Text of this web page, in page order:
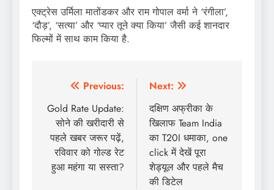
एक्ट्रेस उर्मिला मातोंडकर और राम गोपाल वर्मा ने ‘रंगीला’,
‘दौड़’, ‘सत्या’ और ‘प्यार तूने क्या किया’ जैसी कई शानदार
फिल्मों में साथ काम किया है.
Post
navigation
Previous:
Gold Rate Update:
सोने की खरीदारी से
पहले खबर जरूर पढ़ें,
रविवार को गोल्ड रेट
हुआ महंगा या सस्ता?
Next:
दक्षिण अफ्रीका के
खिलाफ Team India
का T20I धमाका, one
click में देखें पूरा
शेड्यूल और पहले मैच
की डिटेल